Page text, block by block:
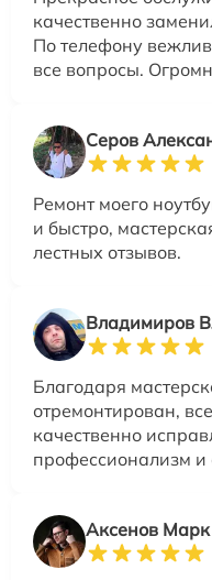
качественно
По телефону
все вопросы.
Серов
Ремонт моего
и быстро,
лестных отзывов.
Владимиров
Благодаря
отремонтирован,
качественно
профессионализм и
Аксенов Марк